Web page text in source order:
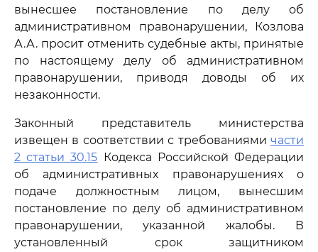
вынесшее постановление по делу об
административном правонарушении, Козлова
А.А. просит отменить судебные акты, принятые
по настоящему делу об административном
правонарушении, приводя доводы об их
незаконности.
Законный представитель министерства
извещен в соответствии с требованиями части
2 статьи 30.15 Кодекса Российской Федерации
об административных правонарушениях о
подаче должностным лицом, вынесшим
постановление по делу об административном
правонарушении, указанной жалобы. В
установленный срок защитником